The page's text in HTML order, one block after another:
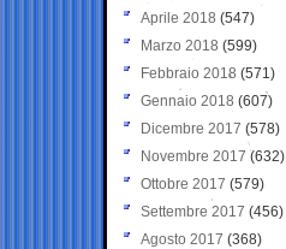
Aprile 2018 (547)
Marzo 2018 (599)
Febbraio 2018 (571)
Gennaio 2018 (607)
Dicembre 2017 (578)
Novembre 2017 (632)
Ottobre 2017 (579)
Settembre 2017 (456)
Agosto 2017 (368)